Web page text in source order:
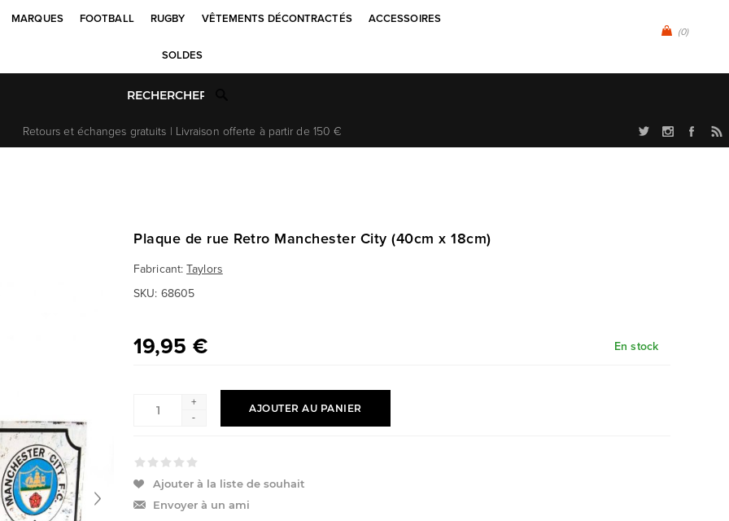
(0)
MARQUES FOOTBALL RUGBY VÊTEMENTS DÉCONTRACTÉS ACCESSOIRES
SOLDES
Retours et échanges gratuits | Livraison offerte à partir de 150 €
Plaque de rue Retro Manchester City (40cm x 18cm)
Fabricant:Taylors
SKU: 68605
19,95 € En stock
+
-
AJOUTER AU PANIER
Ajouter à la liste de souhait
Envoyer à un ami